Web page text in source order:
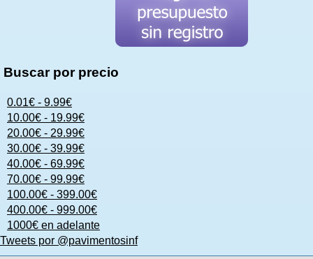
Buscar por precio
0.01€ - 9.99€
10.00€ - 19.99€
20.00€ - 29.99€
30.00€ - 39.99€
40.00€ - 69.99€
70.00€ - 99.99€
100.00€ - 399.00€
400.00€ - 999.00€
1000€ en adelante
Tweets por @pavimentosinf